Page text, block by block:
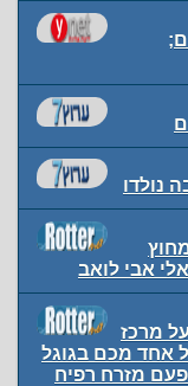
נולדו
אבי לואב
מרכז
אחד מכם בגוגל
מזרח רפיח